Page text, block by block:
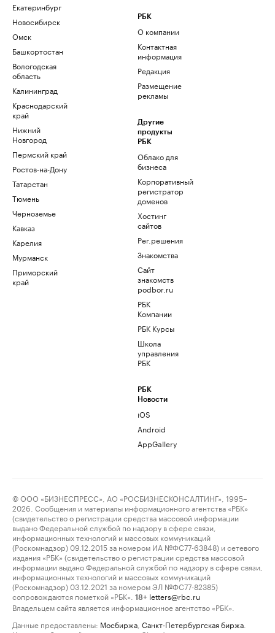
Екатеринбург
Новосибирск
Омск
Башкортостан
Вологодская
область
Калининград
Краснодарский
край
Нижний
Новгород
Пермский край
Ростов-на-Дону
Татарстан
Тюмень
Черноземье
Кавказ
Карелия
Мурманск
Приморский
край
РБК
О компании
Контактная
информация
Редакция
Размещение
рекламы
Другие
продукты
РБК
Облако для
бизнеса
Корпоративный
регистратор
доменов
Хостинг
сайтов
Рег.решения
Знакомства
Сайт
знакомств
podbor.ru
РБК
Компании
РБК Курсы
Школа
управления
РБК
РБК
Новости
iOS
Android
AppGallery
© ООО «БИЗНЕСПРЕСС», АО «РОСБИЗНЕСКОНСАЛТИНГ», 1995–
2026. Сообщения и материалы информационного агентства «РБК»
(свидетельство о регистрации средства массовой информации
выдано Федеральной службой по надзору в сфере связи,
информационных технологий и массовых коммуникаций
(Роскомнадзор) 09.12.2015 за номером ИА №ФС77-63848) и сетевого
издания «РБК» (свидетельство о регистрации средства массовой
информации выдано Федеральной службой по надзору в сфере связи,
информационных технологий и массовых коммуникаций
(Роскомнадзор) 03.12.2021 за номером ЭЛ №ФС77-82385)
сопровождаются пометкой «РБК».
18+ letters@rbc.ru
Владельцем сайта является информационное агентство «РБК».
Данные предоставлены: Мосбиржа Санкт-Петербургская биржа